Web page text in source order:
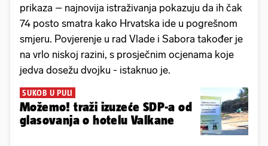
prikaza – najnovija istraživanja pokazuju da ih čak
74 posto smatra kako Hrvatska ide u pogrešnom
smjeru. Povjerenje u rad Vlade i Sabora također je
na vrlo niskoj razini, s prosječnim ocjenama koje
jedva dosežu dvojku - istaknuo je.
SUKOB U PULI
Možemo! traži izuzeće SDP-a od
glasovanja o hotelu Valkane